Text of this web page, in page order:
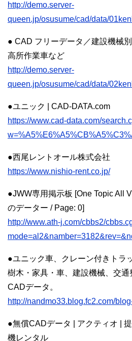
http://demo.server-
queen.jp/osusume/cad/data/
● CAD フリーデータ／建設機械
高所作業車など
http://demo.server-
queen.jp/osusume/cad/data/
●ユニック | CAD-DATA.com
https://www.cad-data.com/
●西尾レントオール株式会社
https://www.nishio-rent.co.jp/
●JWW専用掲示板 [One Topic All
のデーター / Page: 0]
http://www.ath-j.com/cbbs2/
●ユニック車、クレーン付きトラ
樹木・家具・車、建設機械、交
CADデータ。
http://nandmo33.blog.fc2.com/
●無償CADデータ | アクティオ |
機レンタル